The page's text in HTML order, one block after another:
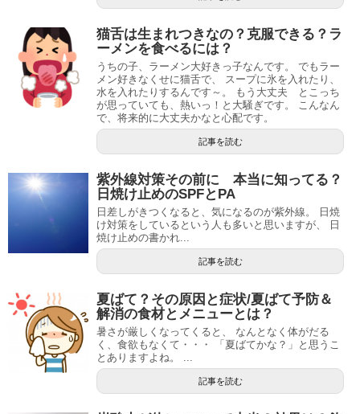
猫舌は生まれつきなの？克服できる？ラ
ーメンを食べるには？
うちの子、ラーメン大好きっ子なんです。 でもラー
メン好きなくせに猫舌で、 スープに氷を入れたり、
水を入れたりするんです～。 もう大丈夫 とこっち
が思っていても、熱いっ！と大騒ぎです。 こんなん
で、将来的に大丈夫かなと心配です。
記事を読む
紫外線対策その前に 本当に知ってる？
日焼け止めのSPFとPA
日差しがきつくなると、気になるのが紫外線。 日焼
け対策をしているという人も多いと思いますが、 日
焼け止めの書かれ...
記事を読む
夏ばて？その原因と症状/夏ばて予防＆
解消の食材とメニューとは？
暑さが厳しくなってくると、 なんとなく体がだる
く、食欲もなくて・・・ 「夏ばてかな？」と思うこ
とありますよね。 ...
記事を読む